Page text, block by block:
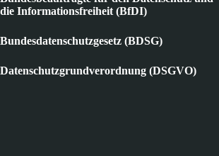
die Informationsfreiheit (BfDI)
Bundesdatenschutzgesetz (BDSG)
Datenschutzgrundverordnung (DSGVO)